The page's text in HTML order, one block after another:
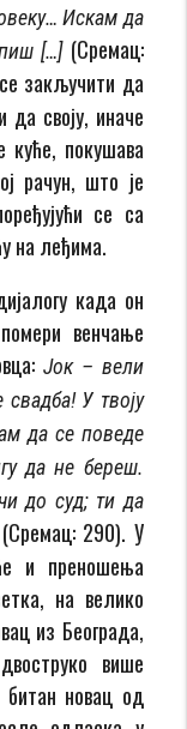
Искам да
[…](Сремац:
закључити да
да своју, иначе
куће, покушава
рачун, што је
се са
на леђима.
када он
венчање
Јок – вели
У твоју
да се поведе
да не береш.
до суд; ти да
(Сремац: 290). У
и преношења
на велико
из Београда,
више
новац од